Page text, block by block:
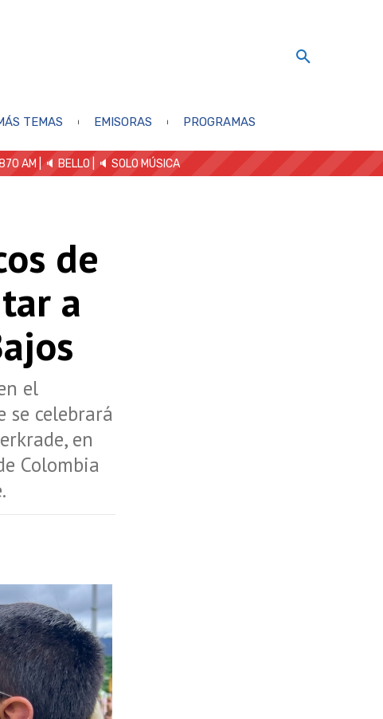
TEMAS EMISORAS PROGRAMAS
AM | 🔈 BELLO 🔈 SOLO MÚSICA
de
a
el
se celebrará
en
Colombia